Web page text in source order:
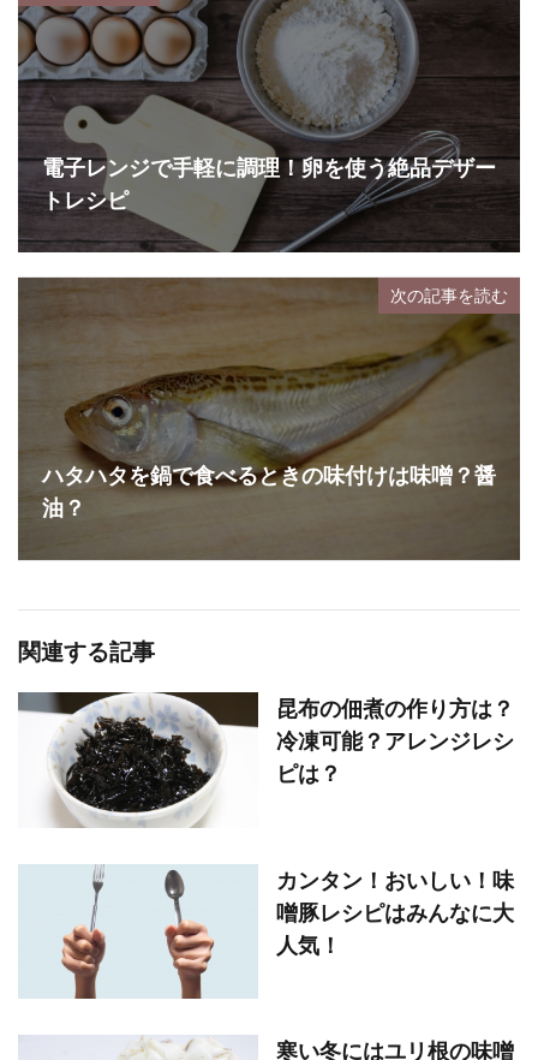
電子レンジで手軽に調理！卵を使う絶品デザー
トレシピ
次の記事を読む
ハタハタを鍋で食べるときの味付けは味噌？醤
油？
関連する記事
昆布の佃煮の作り方は？
冷凍可能？アレンジレシ
ピは？
カンタン！おいしい！味
噌豚レシピはみんなに大
人気！
寒い冬にはユリ根の味噌